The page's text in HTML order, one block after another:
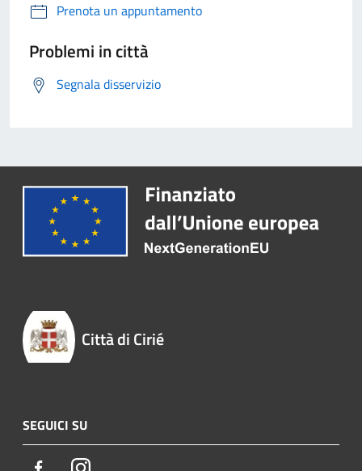
Prenota un appuntamento
Problemi in città
Segnala disservizio
Città di Cirié
SEGUICI SU